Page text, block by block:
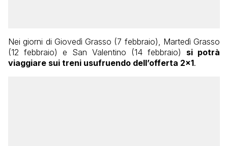
Nei giorni di Giovedì Grasso (7 febbraio), Martedì Grasso
(12 febbraio) e San Valentino (14 febbraio) si potrà
viaggiare sui treni usufruendo dell’offerta 2×1.